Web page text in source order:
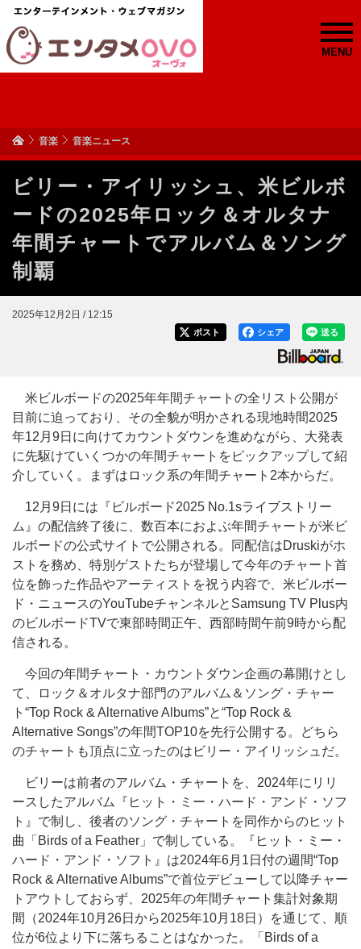
MENU
音楽 音楽ニュース
ビリー・アイリッシュ、米ビルボ
ードの2025年ロック＆オルタナ
年間チャートでアルバム＆ソング
制覇
2025年12月2日 / 12:15
送る
シェア
ポスト
米ビルボードの2025年年間チャートの全リスト公開が
目前に迫っており、その全貌が明かされる現地時間2025
年12月9日に向けてカウントダウンを進めながら、大発表
に先駆けていくつかの年間チャートをピックアップして紹
介していく。まずはロック系の年間チャート2本からだ。
12月9日には『ビルボード2025 No.1sライブストリー
ム』の配信終了後に、数百本におよぶ年間チャートが米ビ
ルボードの公式サイトで公開される。同配信はDruskiがホ
ストを務め、特別ゲストたちが登場して今年のチャート首
位を飾った作品やアーティストを祝う内容で、米ビルボー
ド・ニュースのYouTubeチャンネルとSamsung TV Plus内
のビルボードTVで東部時間正午、西部時間午前9時から配
信される。
今回の年間チャート・カウントダウン企画の幕開けとし
て、ロック＆オルタナ部門のアルバム＆ソング・チャー
ト“Top Rock & Alternative Albums”と“Top Rock &
Alternative Songs”の年間TOP10を先行公開する。どちら
のチャートも頂点に立ったのはビリー・アイリッシュだ。
ビリーは前者のアルバム・チャートを、2024年にリリ
ースしたアルバム『ヒット・ミー・ハード・アンド・ソフ
ト』で制し、後者のソング・チャートを同作からのヒット
曲「Birds of a Feather」で制している。『ヒット・ミー・
ハード・アンド・ソフト』は2024年6月1日付の週間“Top
Rock & Alternative Albums”で首位デビューして以降チャー
トアウトしておらず、2025年の年間チャート集計対象期
間（2024年10月26日から2025年10月18日）を通じて、順
位が6位より下に落ちることはなかった。「Birds of a